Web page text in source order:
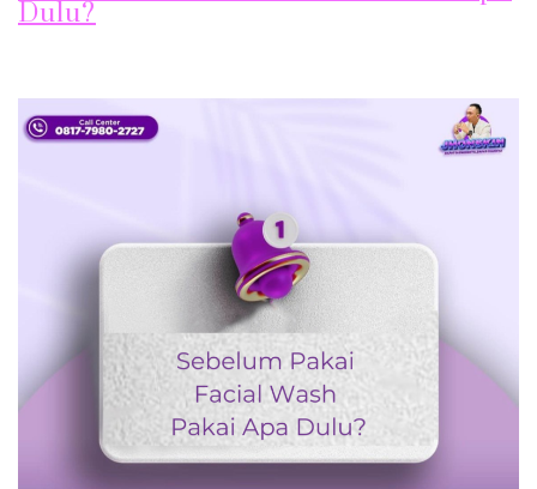
Dulu?